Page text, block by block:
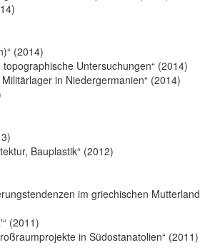
(2014)
Untersuchungen“ (2014)
in Niedergermanien“ (2014)
Bauplastik“ (2012)
im griechischen Mutterland
(2011)
in Südostanatolien“ (2011)